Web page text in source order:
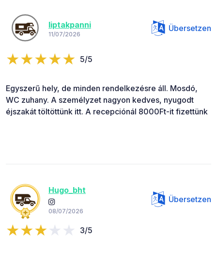
liptakpanni
11/07/2026
Übersetzen
5/5
Egyszerű hely, de minden rendelkezésre áll. Mosdó,
WC zuhany. A személyzet nagyon kedves, nyugodt
éjszakát töltöttünk itt. A recepciónál 8000Ft-it fizettünk
Hugo_bht
08/07/2026
Übersetzen
3/5